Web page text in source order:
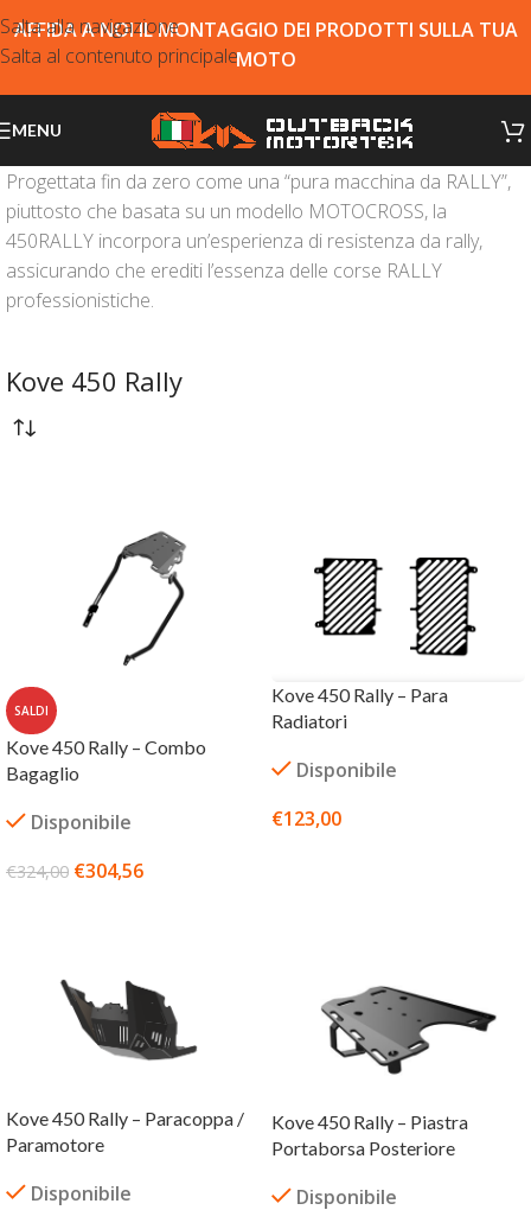
Salta alla navigazione
Salta al contenuto principale
AFFIDA A NOI IL MONTAGGIO DEI PRODOTTI SULLA TUA
MOTO
MENU
Progettata fin da zero come una “pura macchina da RALLY”,
piuttosto che basata su un modello MOTOCROSS, la
450RALLY incorpora un’esperienza di resistenza da rally,
assicurando che erediti l’essenza delle corse RALLY
professionistiche.
Kove 450 Rally
SALDI
Kove 450 Rally – Combo
Bagaglio
Disponibile
€324,00 €304,56
Kove 450 Rally – Para
Radiatori
Disponibile
€123,00
Kove 450 Rally – Paracoppa /
Paramotore
Disponibile
Kove 450 Rally – Piastra
Portaborsa Posteriore
Disponibile